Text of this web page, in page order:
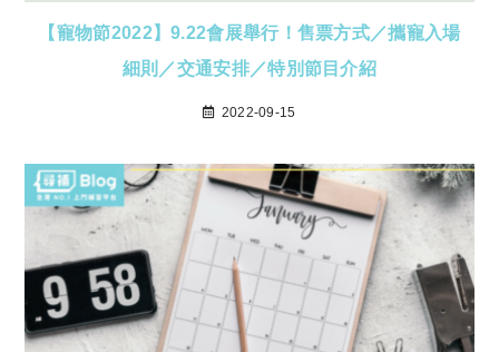
【寵物節2022】9.22會展舉行！售票方式／攜寵入場
細則／交通安排／特別節目介紹
2022-09-15